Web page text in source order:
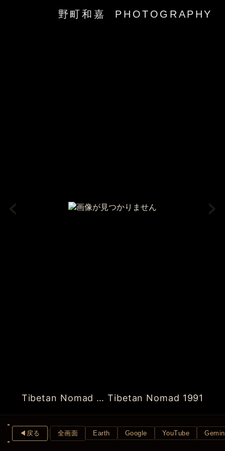
野町和嘉 PHOTOGRAPHY
‹
Tibetan Nomad … Tibetan Nomad 1991
›
◀︎戻る 全画面 Earth Google YouTube